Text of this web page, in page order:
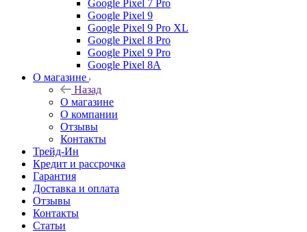
Google Pixel 7 Pro
Google Pixel 9
Google Pixel 9 Pro XL
Google Pixel 8 Pro
Google Pixel 9 Pro
Google Pixel 8A
О магазине
Назад
О магазине
О компании
Отзывы
Контакты
Трейд-Ин
Кредит и рассрочка
Гарантия
Доставка и оплата
Отзывы
Контакты
Статьи